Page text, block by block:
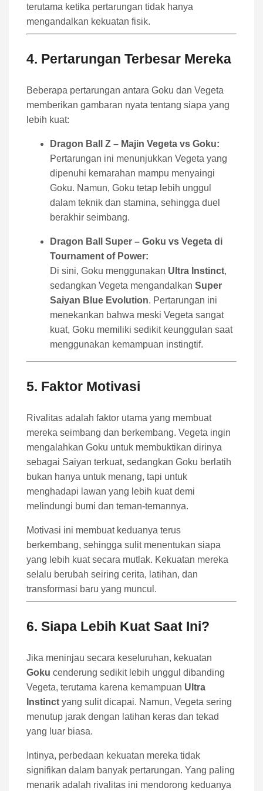
terutama ketika pertarungan tidak hanya
mengandalkan kekuatan fisik.
4. Pertarungan Terbesar Mereka
Beberapa pertarungan antara Goku dan Vegeta
memberikan gambaran nyata tentang siapa yang
lebih kuat:
Dragon Ball Z – Majin Vegeta vs Goku:
Pertarungan ini menunjukkan Vegeta yang
dipenuhi kemarahan mampu menyaingi
Goku. Namun, Goku tetap lebih unggul
dalam teknik dan stamina, sehingga duel
berakhir seimbang.
Dragon Ball Super – Goku vs Vegeta di
Tournament of Power:
Di sini, Goku menggunakan Ultra Instinct,
sedangkan Vegeta mengandalkan Super
Saiyan Blue Evolution. Pertarungan ini
menekankan bahwa meski Vegeta sangat
kuat, Goku memiliki sedikit keunggulan saat
menggunakan kemampuan instingtif.
5. Faktor Motivasi
Rivalitas adalah faktor utama yang membuat
mereka seimbang dan berkembang. Vegeta ingin
mengalahkan Goku untuk membuktikan dirinya
sebagai Saiyan terkuat, sedangkan Goku berlatih
bukan hanya untuk menang, tapi untuk
menghadapi lawan yang lebih kuat demi
melindungi bumi dan teman-temannya.
Motivasi ini membuat keduanya terus
berkembang, sehingga sulit menentukan siapa
yang lebih kuat secara mutlak. Kekuatan mereka
selalu berubah seiring cerita, latihan, dan
transformasi baru yang muncul.
6. Siapa Lebih Kuat Saat Ini?
Jika meninjau secara keseluruhan, kekuatan
Goku cenderung sedikit lebih unggul dibanding
Vegeta, terutama karena kemampuan Ultra
Instinct yang sulit dicapai. Namun, Vegeta sering
menutup jarak dengan latihan keras dan tekad
yang luar biasa.
Intinya, perbedaan kekuatan mereka tidak
signifikan dalam banyak pertarungan. Yang paling
menarik adalah rivalitas ini mendorong keduanya